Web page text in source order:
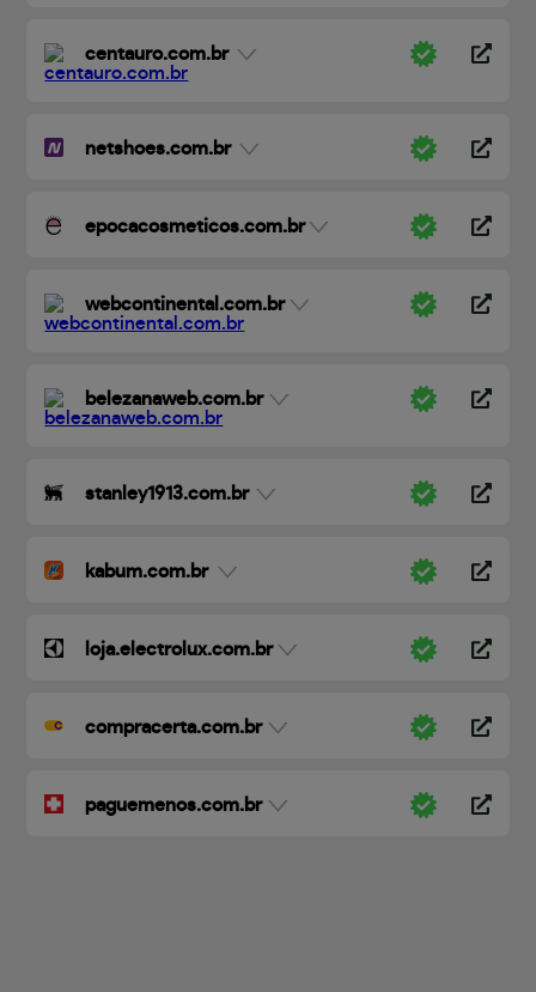
centauro.com.br
netshoes.com.br
epocacosmeticos.com.br
webcontinental.com.br
belezanaweb.com.br
stanley1913.com.br
kabum.com.br
loja.electrolux.com.br
compracerta.com.br
paguemenos.com.br